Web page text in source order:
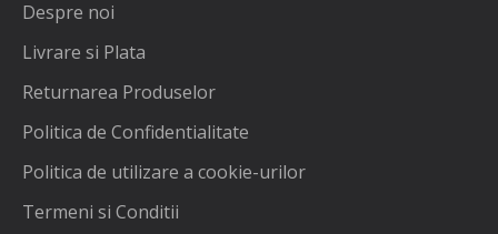
Despre noi
Livrare si Plata
Returnarea Produselor
Politica de Confidentialitate
Politica de utilizare a cookie-urilor
Termeni si Conditii